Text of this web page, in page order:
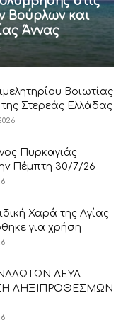
Βούρλων και
Άννας
Βοιωτίας
Στερεάς Ελλάδας
Πυρκαγιάς
Πέμπτη 30/7/26
Χαρά της Αγίας
για χρήση
ΔΕΥΑ
ΛΗΞΙΠΡΟΘΕΣΜΩΝ